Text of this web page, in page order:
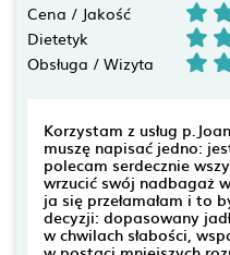
Cena / Jakość
Dietetyk
Obsługa / Wizyta
Korzystam z usług
muszę napisać jedno:
polecam serdecznie
wrzucić swój nadbagaż
ja się przełamałam i to
decyzji: dopasowany
w chwilach słabości,